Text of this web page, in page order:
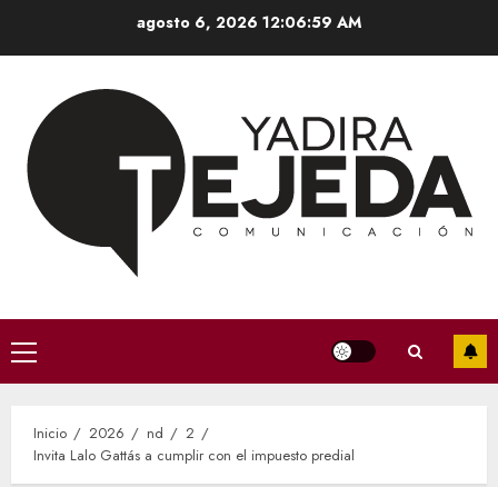
agosto 6, 202612:07:00 AM
Menú
principal
Inicio 2026 nd
2
Invita Lalo Gattás a cumplir con el impuesto predial